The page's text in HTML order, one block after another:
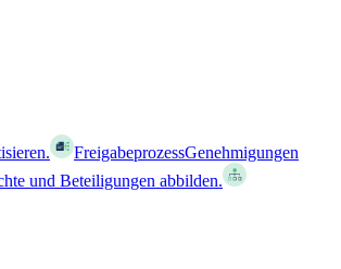
FreigabeprozessGenehmigungen
und Beteiligungen abbilden.